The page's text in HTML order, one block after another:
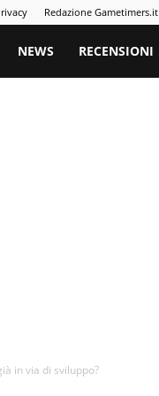
Redazione Gametimers.it
Gametimers
NEWS RECENSIONI
in via di sviluppo?